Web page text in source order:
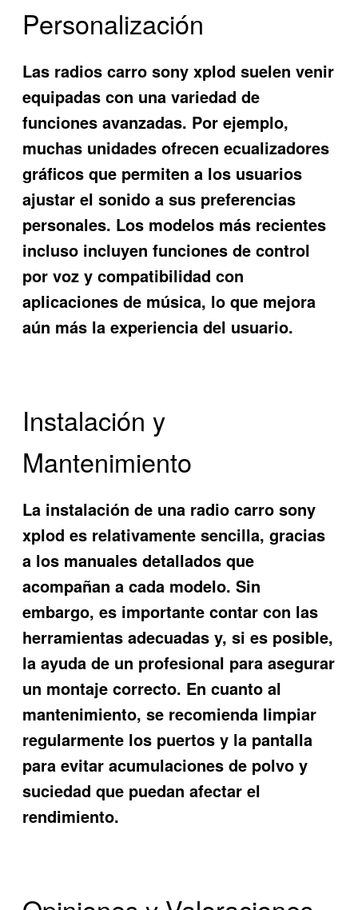
Personalización
Las radios carro sony xplod suelen venir
equipadas con una variedad de
funciones avanzadas. Por ejemplo,
muchas unidades ofrecen ecualizadores
gráficos que permiten a los usuarios
ajustar el sonido a sus preferencias
personales. Los modelos más recientes
incluso incluyen funciones de control
por voz y compatibilidad con
aplicaciones de música, lo que mejora
aún más la experiencia del usuario.
Instalación y
Mantenimiento
La instalación de una radio carro sony
xplod es relativamente sencilla, gracias
a los manuales detallados que
acompañan a cada modelo. Sin
embargo, es importante contar con las
herramientas adecuadas y, si es posible,
la ayuda de un profesional para asegurar
un montaje correcto. En cuanto al
mantenimiento, se recomienda limpiar
regularmente los puertos y la pantalla
para evitar acumulaciones de polvo y
suciedad que puedan afectar el
rendimiento.